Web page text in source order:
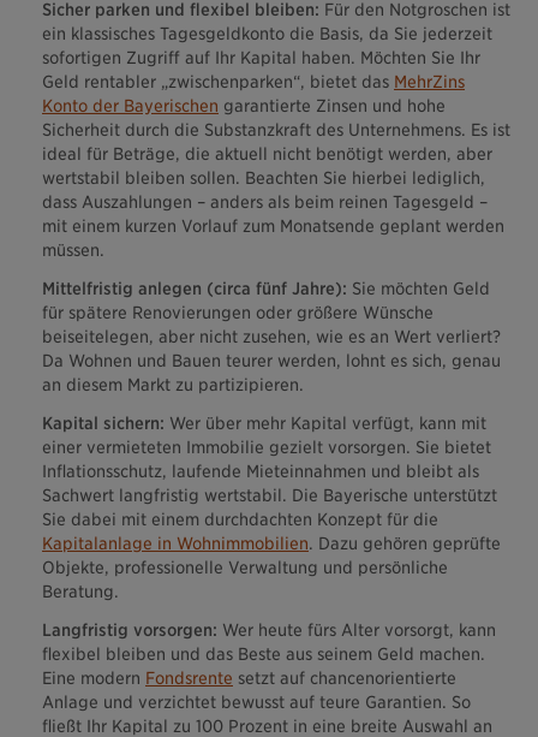
Sicher parken und flexibel bleiben: Für den Notgroschen ist
ein klassisches Tagesgeldkonto die Basis, da Sie jederzeit
sofortigen Zugriff auf Ihr Kapital haben. Möchten Sie Ihr
Geld rentabler „zwischenparken“, bietet das MehrZins
Konto der Bayerischen garantierte Zinsen und hohe
Sicherheit durch die Substanzkraft des Unternehmens. Es ist
ideal für Beträge, die aktuell nicht benötigt werden, aber
wertstabil bleiben sollen. Beachten Sie hierbei lediglich,
dass Auszahlungen – anders als beim reinen Tagesgeld –
mit einem kurzen Vorlauf zum Monatsende geplant werden
müssen.
Mittelfristig anlegen (circa fünf Jahre): Sie möchten Geld
für spätere Renovierungen oder größere Wünsche
beiseitelegen, aber nicht zusehen, wie es an Wert verliert?
Da Wohnen und Bauen teurer werden, lohnt es sich, genau
an diesem Markt zu partizipieren.
Kapital sichern: Wer über mehr Kapital verfügt, kann mit
einer vermieteten Immobilie gezielt vorsorgen. Sie bietet
Inflationsschutz, laufende Mieteinnahmen und bleibt als
Sachwert langfristig wertstabil. Die Bayerische unterstützt
Sie dabei mit einem durchdachten Konzept für die
Kapitalanlage in Wohnimmobilien. Dazu gehören geprüfte
Objekte, professionelle Verwaltung und persönliche
Beratung.
Langfristig vorsorgen: Wer heute fürs Alter vorsorgt, kann
flexibel bleiben und das Beste aus seinem Geld machen.
Eine modern Fondsrente setzt auf chancenorientierte
Anlage und verzichtet bewusst auf teure Garantien. So
fließt Ihr Kapital zu 100 Prozent in eine breite Auswahl an